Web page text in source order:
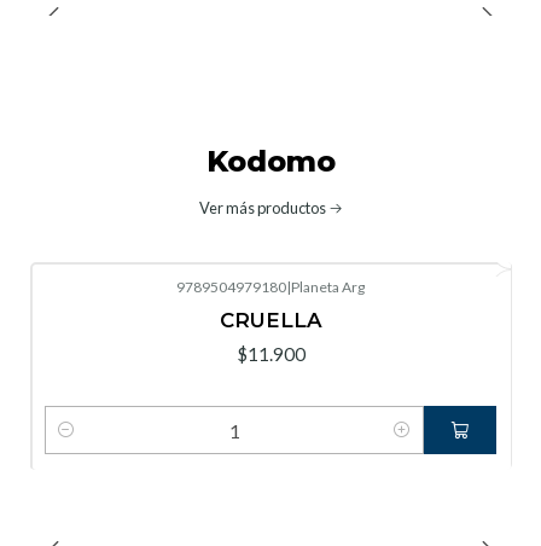
Kodomo
Ver más productos
9789504979180|Planeta Arg
CRUELLA
$11.900
Cantidad